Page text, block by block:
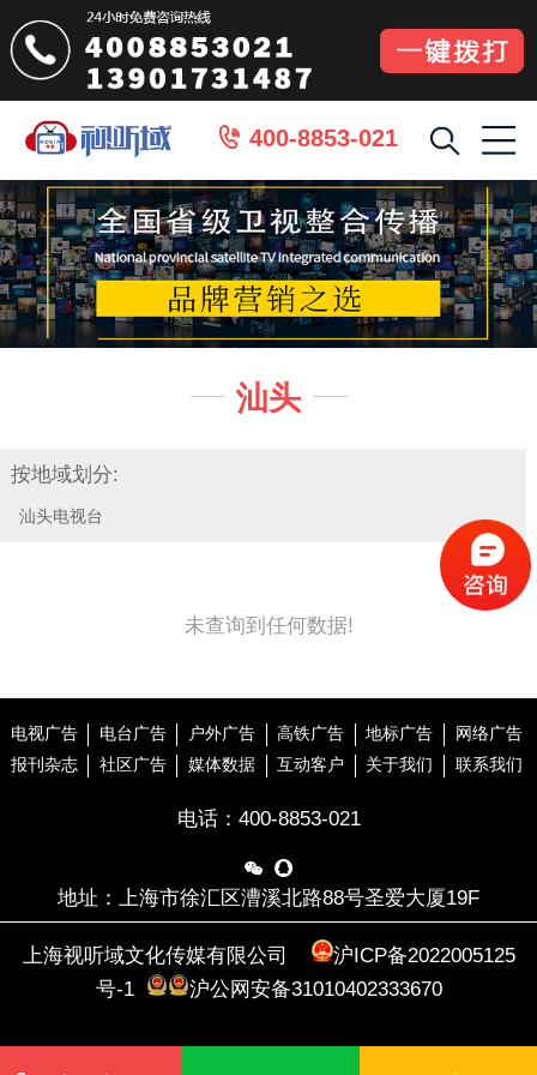
 400-8853-021
 汕头 
按地域划分:
汕头电视台
未查询到任何数据!
电视广告 电台广告 户外广告 高铁广告 地标广告
网络广告
报刊杂志
社区广告 媒体数据 互动客户 关于我们 联系我们
电话： 400-8853-021
 
地址：上海市徐汇区漕溪北路88号圣爱大厦19F
上海视听域文化传媒有限公司
沪ICP备2022005125
号-1
沪公网安备31010402333670